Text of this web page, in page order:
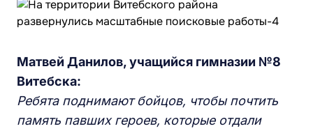
Матвей Данилов, учащийся гимназии №8
Витебска:
Ребята поднимают бойцов, чтобы почтить
память павших героев, которые отдали